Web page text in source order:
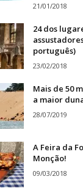
21/01/2018
24 dos
português)
23/02/2018
Mais de 50
a maior
28/07/2019
A Feira da
Monção!
09/03/2018